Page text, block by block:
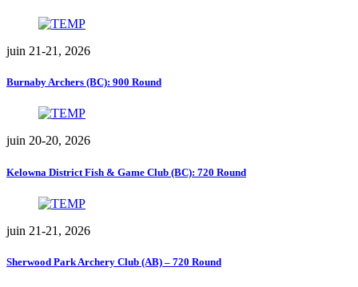
juin 21-21, 2026
Burnaby Archers (BC): 900 Round
juin 20-20, 2026
Kelowna District Fish & Game Club (BC): 720 Round
juin 21-21, 2026
Sherwood Park Archery Club (AB) – 720 Round